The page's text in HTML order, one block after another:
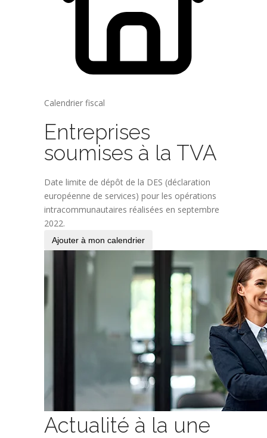
Calendrier fiscal
Entreprises
soumises à la TVA
Date limite de dépôt de la DES (déclaration
européenne de services) pour les opérations
intracommunautaires réalisées en septembre
2022.
Ajouter à mon calendrier
Actualité à la une